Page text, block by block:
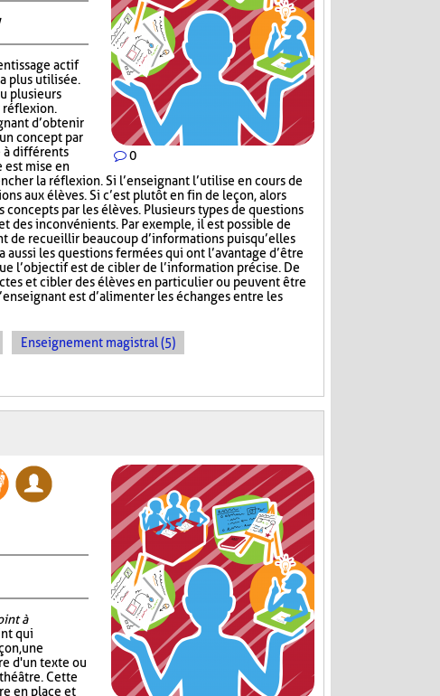
0
actif
plus utilisée.
plusieurs
réflexion.
d’obtenir
concept par
à différents
est mise en
la réflexion. Si l’enseignant l’utilise en cours de
aux élèves. Si c’est plutôt en fin de leçon, alors
concepts par les élèves. Plusieurs types de questions
des inconvénients. Par exemple, il est possible de
de recueillir beaucoup d’informations puisqu’elles
les questions fermées qui ont l’avantage d’être
l’objectif est de cibler de l’information précise. De
et cibler des élèves en particulier ou peuvent être
est d’alimenter les échanges entre les
Enseignement magistral (5)
à
qui
une
d'un texte ou
Cette
en place et